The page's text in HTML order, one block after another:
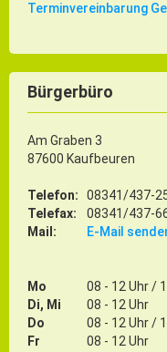
Terminvereinbarung
Bürgerbüro
Am Graben 3
87600 Kaufbeuren
Telefon:
08341/437-
Telefax:
08341/437-
Mail:
E-Mail
Mo
08 - 12 Uhr /
Di, Mi
08 - 12 Uhr
Do
08 - 12 Uhr /
Fr
08 - 12 Uhr